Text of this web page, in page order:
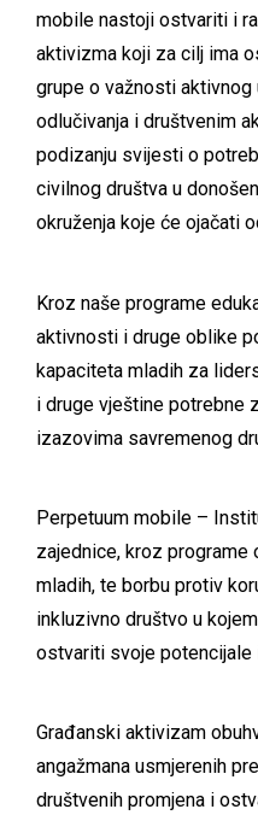
mobile nastoji ostvariti i
aktivizma koji za cilj ima
grupe o važnosti
odlučivanja i društvenim
podizanju svijesti o
civilnog društva u
okruženja koje će ojačati
Kroz naše programe
aktivnosti i druge oblike
kapaciteta mladih za
i druge vještine potrebne
izazovima savremenog
Perpetuum mobile –
zajednice, kroz programe
mladih, te borbu protiv
inkluzivno društvo u
ostvariti svoje potencijale
Građanski aktivizam
angažmana usmjerenih
društvenih promjena i